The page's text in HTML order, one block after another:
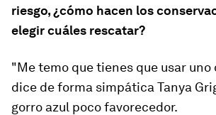
riesgo, ¿cómo hacen los
elegir cuáles rescatar?
"Me temo que tienes que usar uno
dice de forma simpática Tanya
gorro azul poco favorecedor.